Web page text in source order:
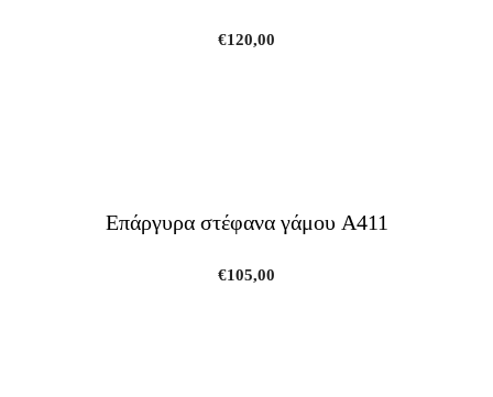
€120,00
Επάργυρα στέφανα γάμου A411
€105,00